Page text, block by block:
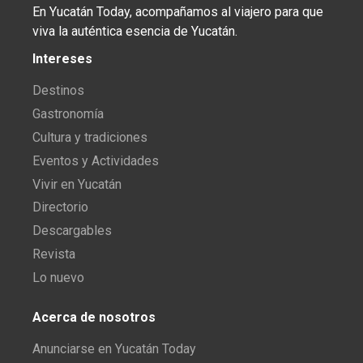
En Yucatán Today, acompañamos al viajero para que
viva la auténtica esencia de Yucatán.
Intereses
Destinos
Gastronomía
Cultura y tradiciones
Eventos y Actividades
Vivir en Yucatán
Directorio
Descargables
Revista
Lo nuevo
Acerca de nosotros
Anunciarse en Yucatán Today